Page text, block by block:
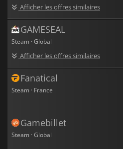
Afficher les offres similaires
GAMESEAL
Steam · Global
Afficher les offres similaires
Fanatical
Steam · France
Gamebillet
Steam · Global